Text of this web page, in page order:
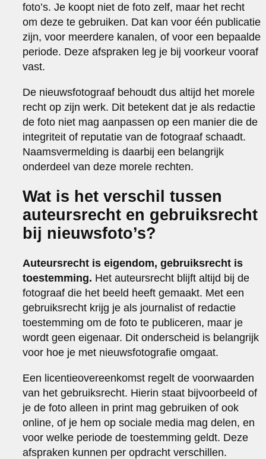
foto’s. Je koopt niet de foto zelf, maar het recht
om deze te gebruiken. Dat kan voor één publicatie
zijn, voor meerdere kanalen, of voor een bepaalde
periode. Deze afspraken leg je bij voorkeur vooraf
vast.
De nieuwsfotograaf behoudt dus altijd het morele
recht op zijn werk. Dit betekent dat je als redactie
de foto niet mag aanpassen op een manier die de
integriteit of reputatie van de fotograaf schaadt.
Naamsvermelding is daarbij een belangrijk
onderdeel van deze morele rechten.
Wat is het verschil tussen
auteursrecht en gebruiksrecht
bij nieuwsfoto’s?
Auteursrecht is eigendom, gebruiksrecht is
toestemming. Het auteursrecht blijft altijd bij de
fotograaf die het beeld heeft gemaakt. Met een
gebruiksrecht krijg je als journalist of redactie
toestemming om de foto te publiceren, maar je
wordt geen eigenaar. Dit onderscheid is belangrijk
voor hoe je met nieuwsfotografie omgaat.
Een licentieovereenkomst regelt de voorwaarden
van het gebruiksrecht. Hierin staat bijvoorbeeld of
je de foto alleen in print mag gebruiken of ook
online, of je hem op sociale media mag delen, en
voor welke periode de toestemming geldt. Deze
afspraken kunnen per opdracht verschillen.